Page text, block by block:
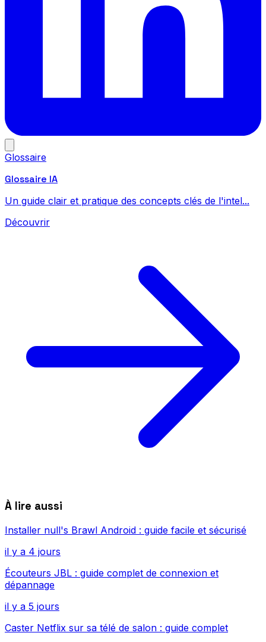
Glossaire
Glossaire IA
Un guide clair et pratique des concepts clés de l'intel...
Découvrir
À lire aussi
Installer null's Brawl Android : guide facile et sécurisé
il y a 4 jours
Écouteurs JBL : guide complet de connexion et
dépannage
il y a 5 jours
Caster Netflix sur sa télé de salon : guide complet